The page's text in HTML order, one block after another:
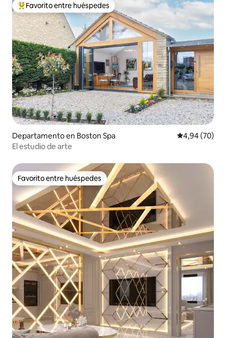
Favorito entre los huéspedes más destacados
Favorito entre huéspedes
Departamento en Boston Spa Calificación
4,94 (70)
El estudio de arte
Favorito entre huéspedes
Favorito entre huéspedes